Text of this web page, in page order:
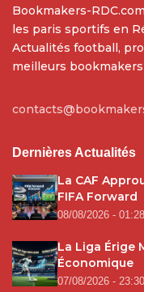
Bookmakers-
les paris sportifs en
Actualités football,
meilleurs
Dernières Actualités
La CAF
FIFA Forward
08/08/2026 - 01:28
La Liga Érige
Économique
07/08/2026 - 23:30